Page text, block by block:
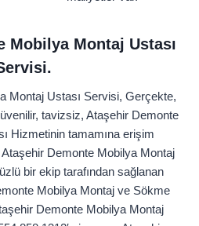
Mobilya Montaj Ustası
Montaj Ustası Servisi, Gerçekte,
tavizsiz, Ataşehir Demonte
Hizmetinin tamamına erişim
Demonte Mobilya Montaj
bir ekip tarafından sağlanan
Mobilya Montaj ve Sökme
Demonte Mobilya Montaj